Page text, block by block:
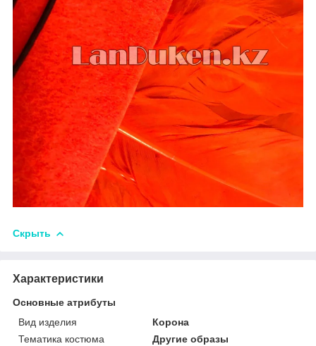
Скрыть
Характеристики
Основные атрибуты
Вид изделия
Корона
Тематика костюма
Другие образы